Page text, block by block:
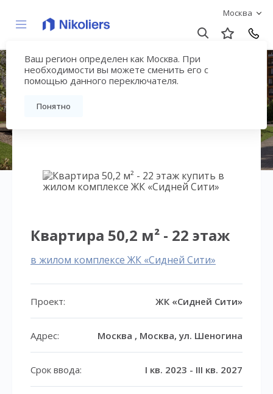
Москва
Ваш регион определен как Москва. При
необходимости вы можете сменить его с
помощью данного переключателя.
Понятно
ЖК «Сидней Сити»
Вернуться на страницу жилого комплекса
Квартира 50,2 м² - 22 этаж
в жилом комплексе ЖК «Сидней Сити»
Проект: ЖК «Сидней Сити»
Адрес: Москва , Москва, ул. Шеногина
Срок ввода: I кв. 2023 - III кв. 2027